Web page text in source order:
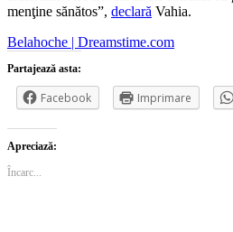
menţine sănătos”, declară Vahia.
Belahoche | Dreamstime.com
Partajează asta:
Facebook Imprimare
Apreciază:
Încarc...